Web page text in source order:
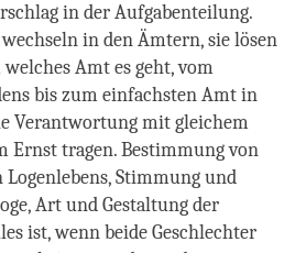
in der Aufgabenteilung.
in den Ämtern, sie lösen
Amt es geht, vom
bis zum einfachsten Amt in
Verantwortung mit gleichem
Ernst tragen. Bestimmung von
Stimmung und
Art und Gestaltung der
ist, wenn beide Geschlechter